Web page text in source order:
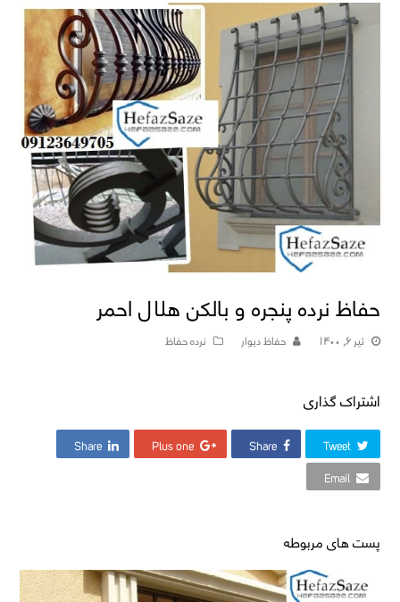
حفاظ نرده پنجره و بالکن هلال احمر
تیر ۶, ۱۴۰۰ حفاظ دیوار نرده حفاظ
اشتراک گذاری
Tweet
Share
Plus one
Share
Email
پست های مربوطه